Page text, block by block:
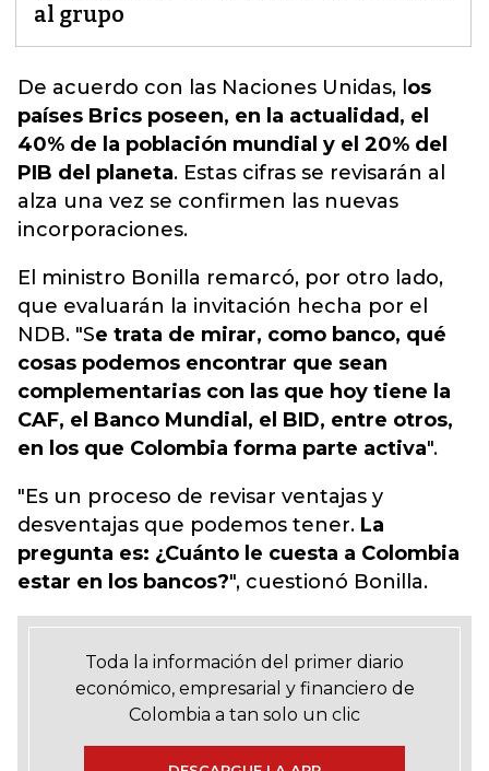
al grupo
De acuerdo con las Naciones Unidas, l os
países Brics poseen, en la actualidad, el
40% de la población mundial y el 20% del
PIB del planeta. Estas cifras se revisarán al
alza una vez se confirmen las nuevas
incorporaciones.
El ministro Bonilla remarcó, por otro lado,
que evaluarán la invitación hecha por el
NDB. "Se trata de mirar, como banco, qué
cosas podemos encontrar que sean
complementarias con las que hoy tiene la
CAF, el Banco Mundial, el BID, entre otros,
en los que Colombia forma parte activa".
"Es un proceso de revisar ventajas y
desventajas que podemos tener. La
pregunta es: ¿Cuánto le cuesta a Colombia
estar en los bancos?", cuestionó Bonilla.
Toda la información del primer diario
económico, empresarial y financiero de
Colombia a tan solo un clic